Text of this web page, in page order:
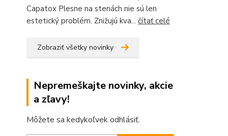
Capatox Plesne na stenách nie sú len
estetický problém. Znižujú kva... čítať celé
Zobraziť všetky novinky
Nepremeškajte novinky, akcie
a zľavy!
Môžete sa kedykoľvek odhlásiť.